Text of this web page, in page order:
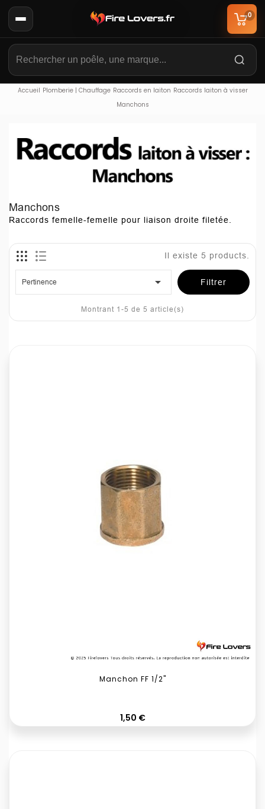
0
Accueil Plomberie | Chauffage Raccords en laiton Raccords laiton à visser
Manchons
Manchons
Raccords femelle-femelle pour liaison droite filetée.
Il existe 5 products.
Pertinence  Filtrer
Montrant 1-5 de 5 article(s)
Manchon FF 1/2"
1,50 €Prix